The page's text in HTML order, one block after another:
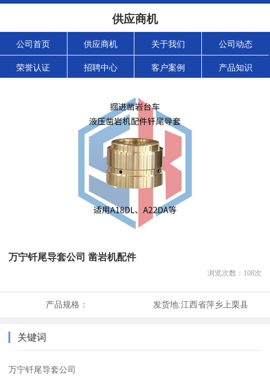
供应商机
公司首页 供应商机 关于我们 公司动态
荣誉认证 招聘中心 客户案例 产品知识
万宁钎尾导套公司 凿岩机配件
浏览次数： 108次
产品规格： 发货地:江西省萍乡上栗县
关键词
万宁钎尾导套公司